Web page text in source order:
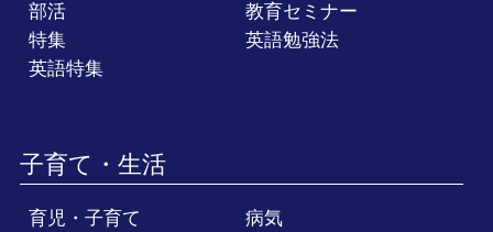
部活
教育セミナー
特集
英語勉強法
英語特集
子育て・生活
育児・子育て
病気